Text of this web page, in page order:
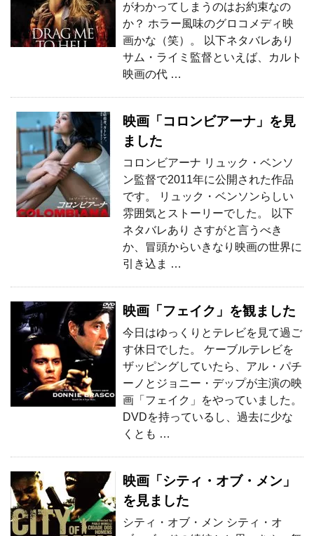
がわかってしまうのはお約束なの
か？ ホラー風味のグロコメディ映
画かな（笑）。 以下ネタバレあり
サム・ライミ監督といえば、カルト
映画の代 …
映画「コロンビアーナ」を見
ました
コロンビアーナ リュック・ベンソ
ン監督で2011年に公開された作品
です。 リュック・ベンソンらしい
雰囲気とストーリーでした。 以下
ネタバレあり さすがと言うべき
か、冒頭からいきなり映画の世界に
引き込ま …
映画「フェイク」を観ました
今日はゆっくりとテレビを見て過ご
す休日でした。 ケーブルテレビを
ザッピングしていたら、アル・パチ
ーノとジョニー・デップが主演の映
画「フェイク」をやっていました。
DVDを持っているし、過去に少な
くとも …
映画「シティ・オブ・メン」
を見ました
シティ・オブ・メン シティ・オ